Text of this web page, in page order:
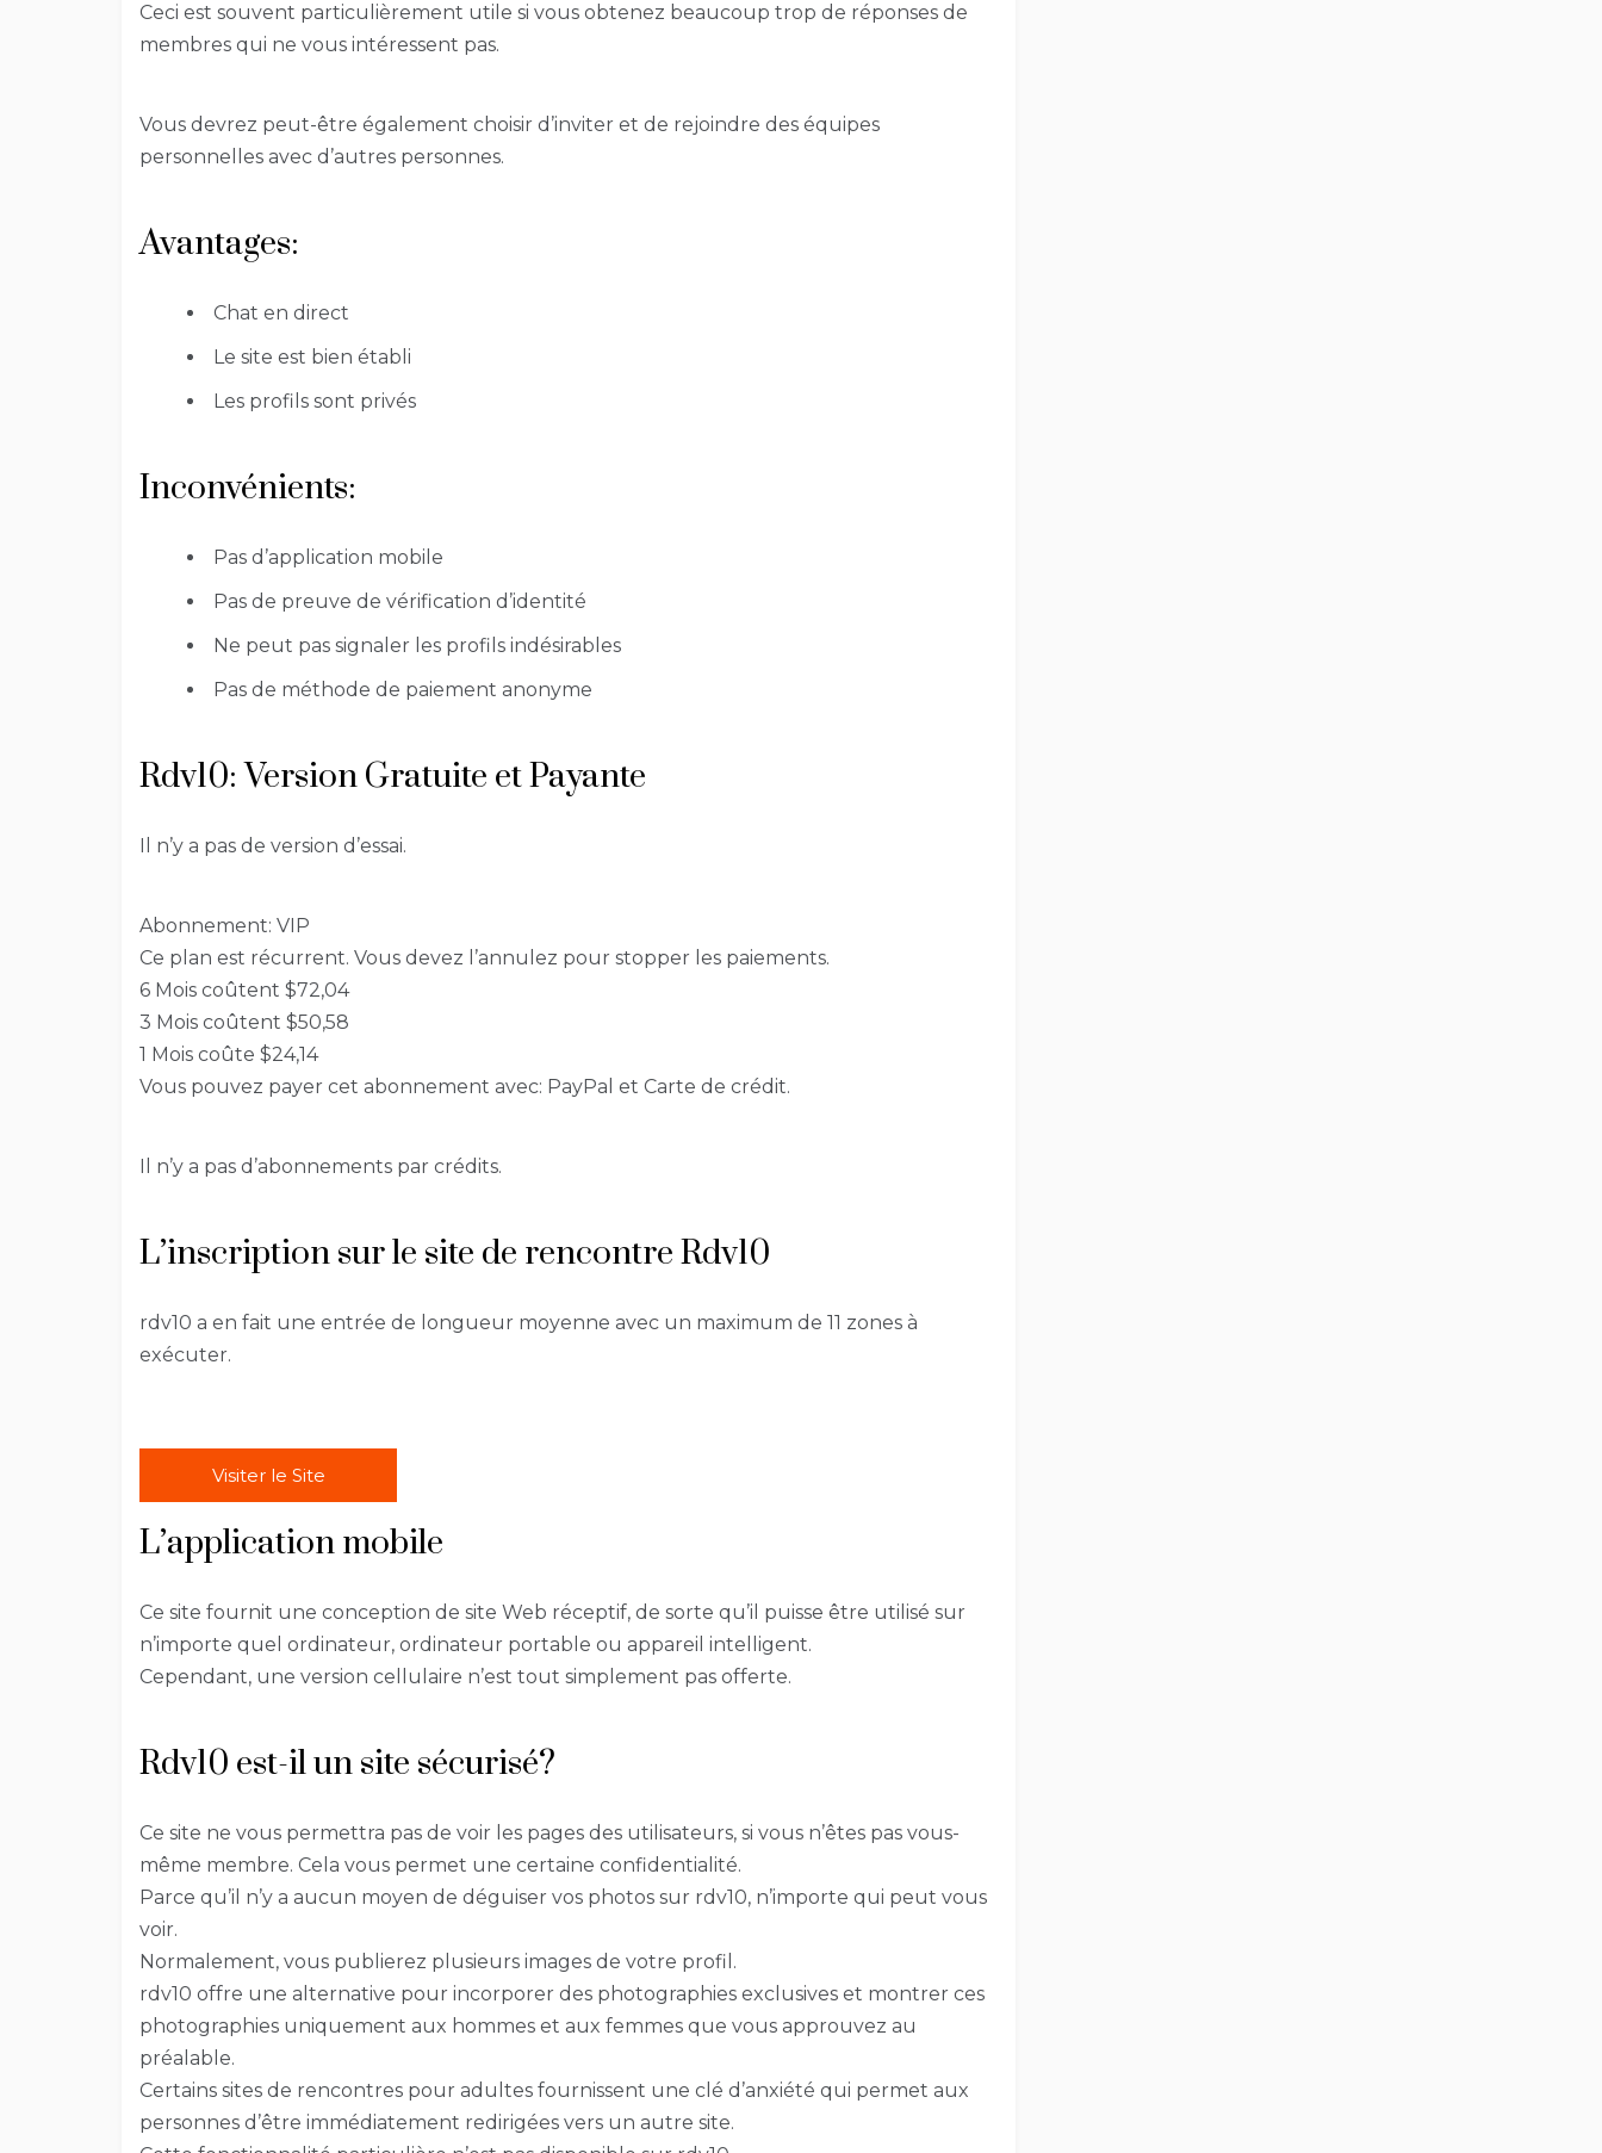
Ceci est souvent particulièrement utile si vous obtenez beaucoup trop de réponses de
membres qui ne vous intéressent pas.
Vous devrez peut-être également choisir d’inviter et de rejoindre des équipes
personnelles avec d’autres personnes.
Avantages:
Chat en direct
Le site est bien établi
Les profils sont privés
Inconvénients:
Pas d’application mobile
Pas de preuve de vérification d’identité
Ne peut pas signaler les profils indésirables
Pas de méthode de paiement anonyme
Rdv10: Version Gratuite et Payante
Il n’y a pas de version d’essai.
Abonnement: VIP
Ce plan est récurrent. Vous devez l’annulez pour stopper les paiements.
6 Mois coûtent $72,04
3 Mois coûtent $50,58
1 Mois coûte $24,14
Vous pouvez payer cet abonnement avec: PayPal et Carte de crédit.
Il n’y a pas d’abonnements par crédits.
L’inscription sur le site de rencontre Rdv10
rdv10 a en fait une entrée de longueur moyenne avec un maximum de 11 zones à
exécuter.
Visiter le Site
L’application mobile
Ce site fournit une conception de site Web réceptif, de sorte qu’il puisse être utilisé sur
n’importe quel ordinateur, ordinateur portable ou appareil intelligent.
Cependant, une version cellulaire n’est tout simplement pas offerte.
Rdv10 est-il un site sécurisé?
Ce site ne vous permettra pas de voir les pages des utilisateurs, si vous n’êtes pas vous-
même membre. Cela vous permet une certaine confidentialité.
Parce qu’il n’y a aucun moyen de déguiser vos photos sur rdv10, n’importe qui peut vous
voir.
Normalement, vous publierez plusieurs images de votre profil.
rdv10 offre une alternative pour incorporer des photographies exclusives et montrer ces
photographies uniquement aux hommes et aux femmes que vous approuvez au
préalable.
Certains sites de rencontres pour adultes fournissent une clé d’anxiété qui permet aux
personnes d’être immédiatement redirigées vers un autre site.